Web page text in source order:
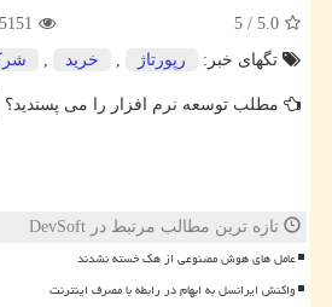
5.0
/
5
5151
تگهای خبر:
رپورتاژ خرید
مطلب توسعه نرم افزار را می پسندید؟
تازه ترین مطالب مرتبط در DevSoft
عامل های هوش مصنوعی از هک خسته نشدند
واکنش ایرانسل به ابهام در رابطه با مصرف اینترنت